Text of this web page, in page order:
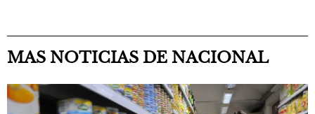
MAS NOTICIAS DE NACIONAL